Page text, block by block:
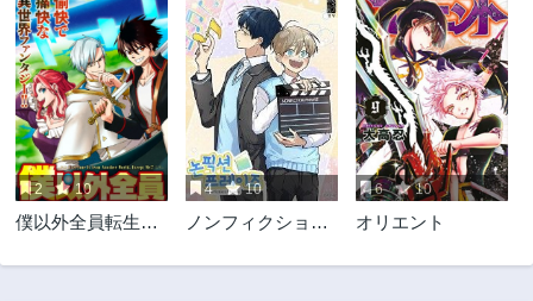
第7話
2年前
第6話
2年前
第5話
2年前
第4話
2年前
第3話
2年前
第2話
2年前
2 10
僕以外全員転生者
4 10
ノンフィクショ
6 10
オリエント